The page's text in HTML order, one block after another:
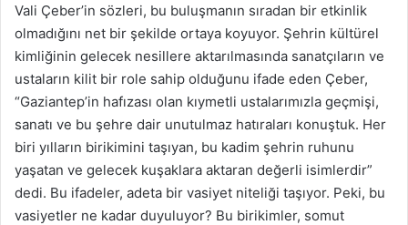
Vali Çeber’in sözleri, bu buluşmanın sıradan bir etkinlik
olmadığını net bir şekilde ortaya koyuyor. Şehrin kültürel
kimliğinin gelecek nesillere aktarılmasında sanatçıların ve
ustaların kilit bir role sahip olduğunu ifade eden Çeber,
“Gaziantep’in hafızası olan kıymetli ustalarımızla geçmişi,
sanatı ve bu şehre dair unutulmaz hatıraları konuştuk. Her
biri yılların birikimini taşıyan, bu kadim şehrin ruhunu
yaşatan ve gelecek kuşaklara aktaran değerli isimlerdir”
dedi. Bu ifadeler, adeta bir vasiyet niteliği taşıyor. Peki, bu
vasiyetler ne kadar duyuluyor? Bu birikimler, somut